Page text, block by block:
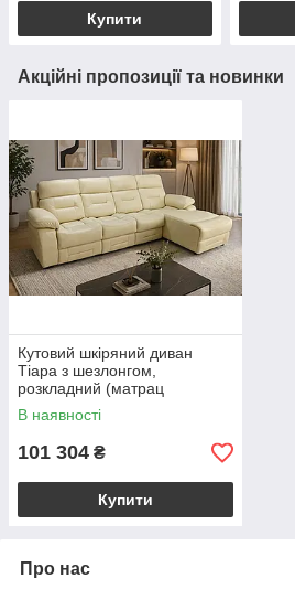
Купити
Акційні пропозиції та новинки
Кутовий шкіряний диван
Тіара з шезлонгом,
розкладний (матрац
140х190), бежевий, 262 см
В наявності
101 304 ₴
Купити
Про нас